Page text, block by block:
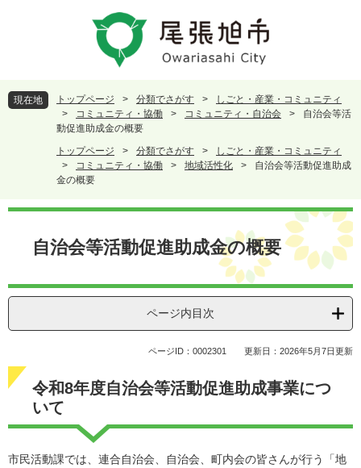
頭
で
飛
ば
現在地 トップページ > 分類でさがす >
しごと・産業・コミュニティ
>
コミュニティ・協働 > コミュニティ・自治会 >
自治会等活
動促進助成金の概要
トップページ
> 分類でさがす >
しごと・産業・コミュニティ
>
コミュニティ・協働 > 地域活性化 >
自治会等活動促進助成
金の概要
本
自治会等活動促進助成金の概要
ページ内目次
ページID：0002301 更新日：2026年5月7日更新
令和8年度自治会等活動促進助成事業につ
いて
市民活動課では、連合自治会、自治会、町内会の皆さんが行う「地